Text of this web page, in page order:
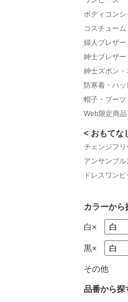
ボディコンシ
コスチューム
婦人ブレザ
紳士ブレザー
紳士ズボン
防寒着・ハ
帽子・ブーツ
Web限定商品
< おもてな
チェンジフ
アンサンブ
ドレスワン
カラーから
白×
黒×
その他
品番から探